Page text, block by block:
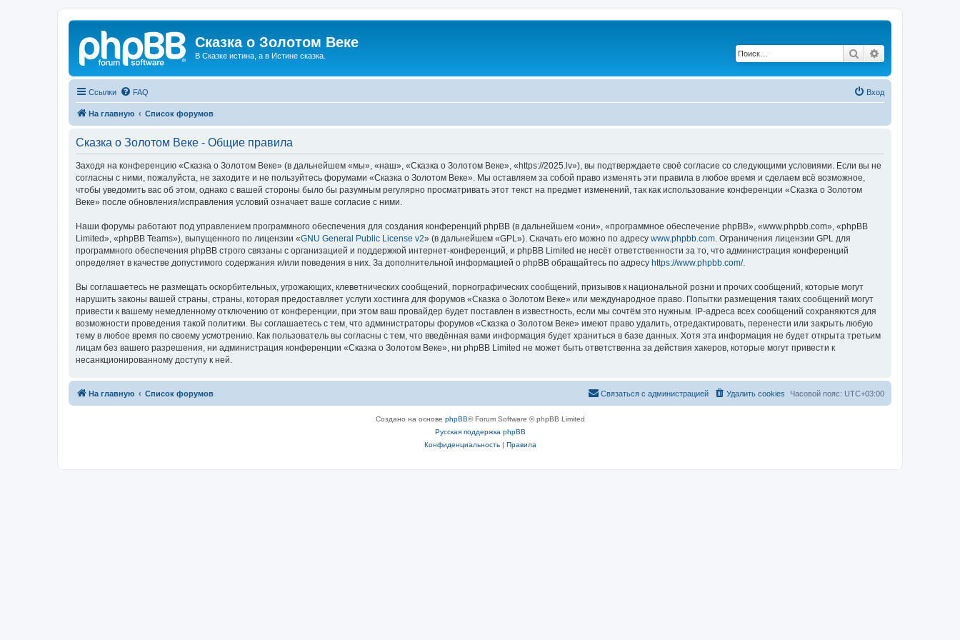
Сказка о Золотом Веке
В Сказке истина, а в Истине сказка. Поиск
Ссылки FAQ Вход
На главную Список форумов
Сказка о Золотом Веке - Общие правила
Заходя на конференцию «Сказка о Золотом Веке» (в дальнейшем «мы», «наш», «Сказка о Золотом Веке», «https://2025.lv»), вы подтверждаете своё согласие со следующими условиями. Если вы не
согласны с ними, пожалуйста, не заходите и не пользуйтесь форумами «Сказка о Золотом Веке». Мы оставляем за собой право изменять эти правила в любое время и сделаем всё возможное,
чтобы уведомить вас об этом, однако с вашей стороны было бы разумным регулярно просматривать этот текст на предмет изменений, так как использование конференции «Сказка о Золотом
Веке» после обновления/исправления условий означает ваше согласие с ними.
Наши форумы работают под управлением программного обеспечения для создания конференций phpBB (в дальнейшем «они», «программное обеспечение phpBB», «www.phpbb.com», «phpBB
Limited», «phpBB Teams»), выпущенного по лицензии «GNU General Public License v2» (в дальнейшем «GPL»). Скачать его можно по адресу www.phpbb.com . Ограничения лицензии GPL для
программного обеспечения phpBB строго связаны с организацией и поддержкой интернет-конференций, и phpBB Limited не несёт ответственности за то, что администрация конференций
определяет в качестве допустимого содержания и/или поведения в них. За дополнительной информацией о phpBB обращайтесь по адресу https://www.phpbb.com/.
Вы соглашаетесь не размещать оскорбительных, угрожающих, клеветнических сообщений, порнографических сообщений, призывов к национальной розни и прочих сообщений, которые могут
нарушить законы вашей страны, страны, которая предоставляет услуги хостинга для форумов «Сказка о Золотом Веке» или международное право. Попытки размещения таких сообщений могут
привести к вашему немедленному отключению от конференции, при этом ваш провайдер будет поставлен в известность, если мы сочтём это нужным. IP-адреса всех сообщений сохраняются для
возможности проведения такой политики. Вы соглашаетесь с тем, что администраторы форумов «Сказка о Золотом Веке» имеют право удалить, отредактировать, перенести или закрыть любую
тему в любое время по своему усмотрению. Как пользователь вы согласны с тем, что введённая вами информация будет храниться в базе данных. Хотя эта информация не будет открыта третьим
лицам без вашего разрешения, ни администрация конференции «Сказка о Золотом Веке», ни phpBB Limited не может быть ответственна за действия хакеров, которые могут привести к
несанкционированному доступу к ней.
На главную Список форумов Часовой пояс: UTC+03:00
Удалить cookies
Связаться с администрацией
Создано на основе phpBB® Forum Software © phpBB Limited
Русская поддержка phpBB
Конфиденциальность| Правила